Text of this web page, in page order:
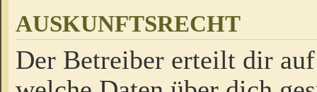
AUSKUNFTSRECHT
Der Betreiber erteilt dir